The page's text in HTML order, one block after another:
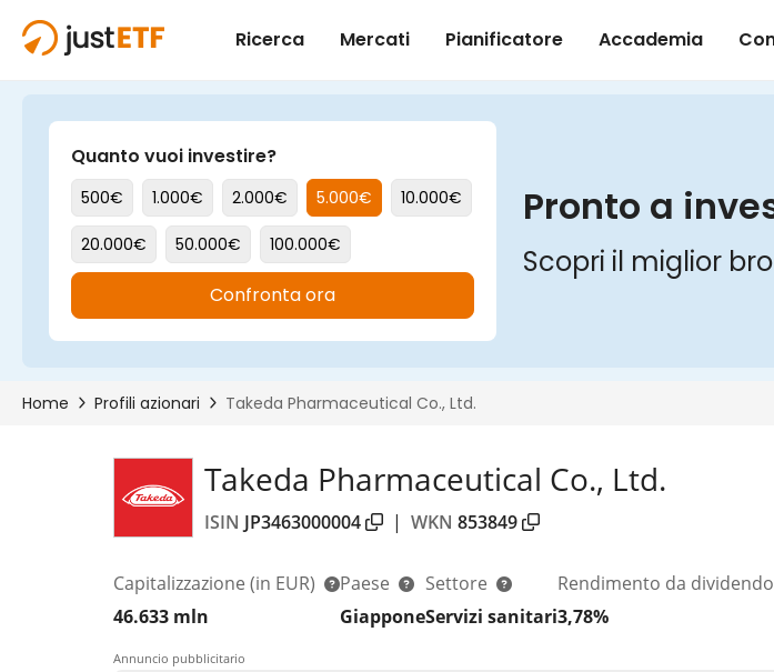
Takeda Pharmaceutical Co., Ltd.
ISIN JP3463000004 | WKN 853849
Capitalizzazione (in EUR)
46.633 mln
Paese
Giappone
Settore
Servizi sanitari
Rendimento da dividendo
3,78%
Annuncio pubblicitario